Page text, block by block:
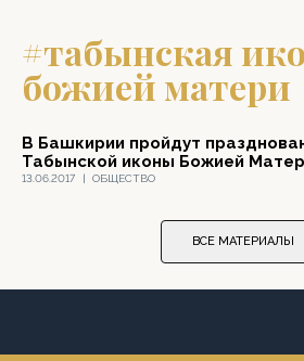
#табынская
божией матери
13.06.2017 | ОБЩЕСТВО
В Башкирии пройдут
Табынской иконы Божией
ВСЕ МАТЕРИАЛЫ